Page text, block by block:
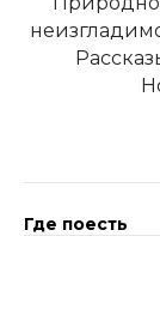
Где поесть